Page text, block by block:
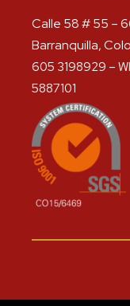
Calle 58 # 55 –
Barranquilla,
605 3198929 –
5887101